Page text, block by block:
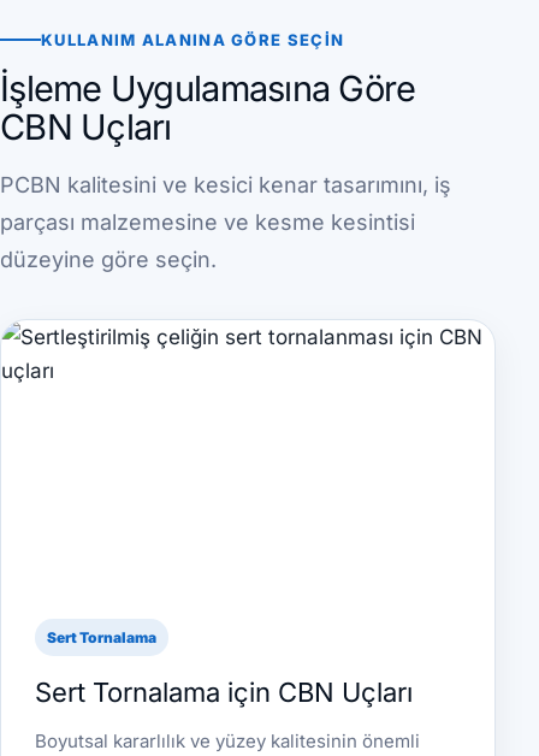
KULLANIM ALANINA GÖRE SEÇIN
İşleme Uygulamasına Göre
CBN Uçları
PCBN kalitesini ve kesici kenar tasarımını, iş
parçası malzemesine ve kesme kesintisi
düzeyine göre seçin.
Sert Tornalama
Sert Tornalama için CBN Uçları
Boyutsal kararlılık ve yüzey kalitesinin önemli